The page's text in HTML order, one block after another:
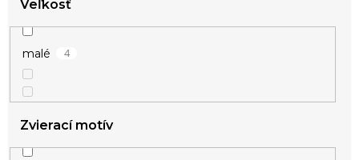
srdce 4
Veľkosť
malé 4
Zvierací motív